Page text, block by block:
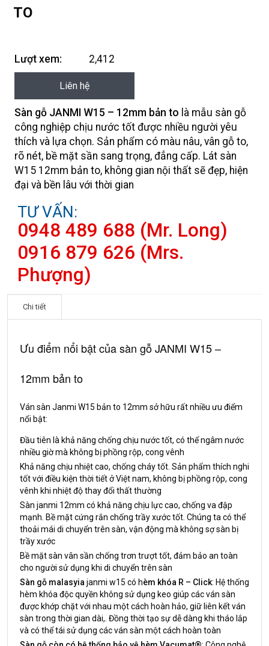
TO
Lượt xem: 2,412
Liên hệ
Sàn gỗ JANMI W15 – 12mm bản to là mẫu sàn gỗ
công nghiệp chịu nước tốt được nhiều người yêu
thích và lựa chọn. Sản phẩm có màu nâu, vân gỗ to,
rõ nét, bề mặt sần sang trọng, đẳng cấp. Lát sàn
W15 12mm bản to, không gian nội thất sẽ đẹp, hiện
đại và bền lâu với thời gian
TƯ VẤN:
0948 489 688 (Mr. Long)
0916 879 626 (Mrs.
Phượng)
Chi tiết
Ưu điểm nổi bật của sàn gỗ JANMI W15 –
12mm bản to
Ván sàn Janmi W15 bản to 12mm sở hữu rất nhiều ưu điểm
nổi bật:
Đầu tiên là khả năng chống chịu nước tốt, có thể ngâm nước
nhiều giờ mà không bị phồng rộp, cong vênh
Khả năng chịu nhiệt cao, chống cháy tốt. Sản phẩm thích nghi
tốt với điều kiện thời tiết ở Việt nam, không bị phồng rộp, cong
vênh khi nhiệt độ thay đổi thất thường
Sàn janmi 12mm có khả năng chịu lực cao, chống va đập
mạnh. Bề mặt cứng rắn chống trầy xước tốt. Chúng ta có thể
thoải mái di chuyển trên sàn, vận động mà không sợ sàn bị
trầy xước
Bề mặt sàn vân sần chống trơn trượt tốt, đảm bảo an toàn
cho người sử dụng khi di chuyển trên sàn
Sàn gỗ malasyia janmi w15 có hèm khóa R – Click: Hệ thống
hèm khóa độc quyền không sử dụng keo giúp các ván sàn
được khớp chặt với nhau một cách hoàn hảo, giữ liên kết ván
sàn trong thời gian dài,. Đồng thời tạo sự dễ dàng khi tháo lắp
và có thể tái sử dụng các ván sàn một cách hoàn toàn